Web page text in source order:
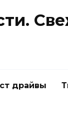
драйвы